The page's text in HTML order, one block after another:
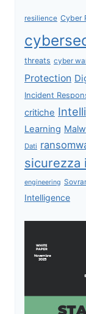
resilience Cyber
threats cyber
Protection
Incident
critiche
Learning
Dati
sicurezza
engineering
Intelligence